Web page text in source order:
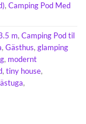
, Camping Pod Med
m, Camping Pod til
, Gästhus, glamping
, modernt
, tiny house,
,